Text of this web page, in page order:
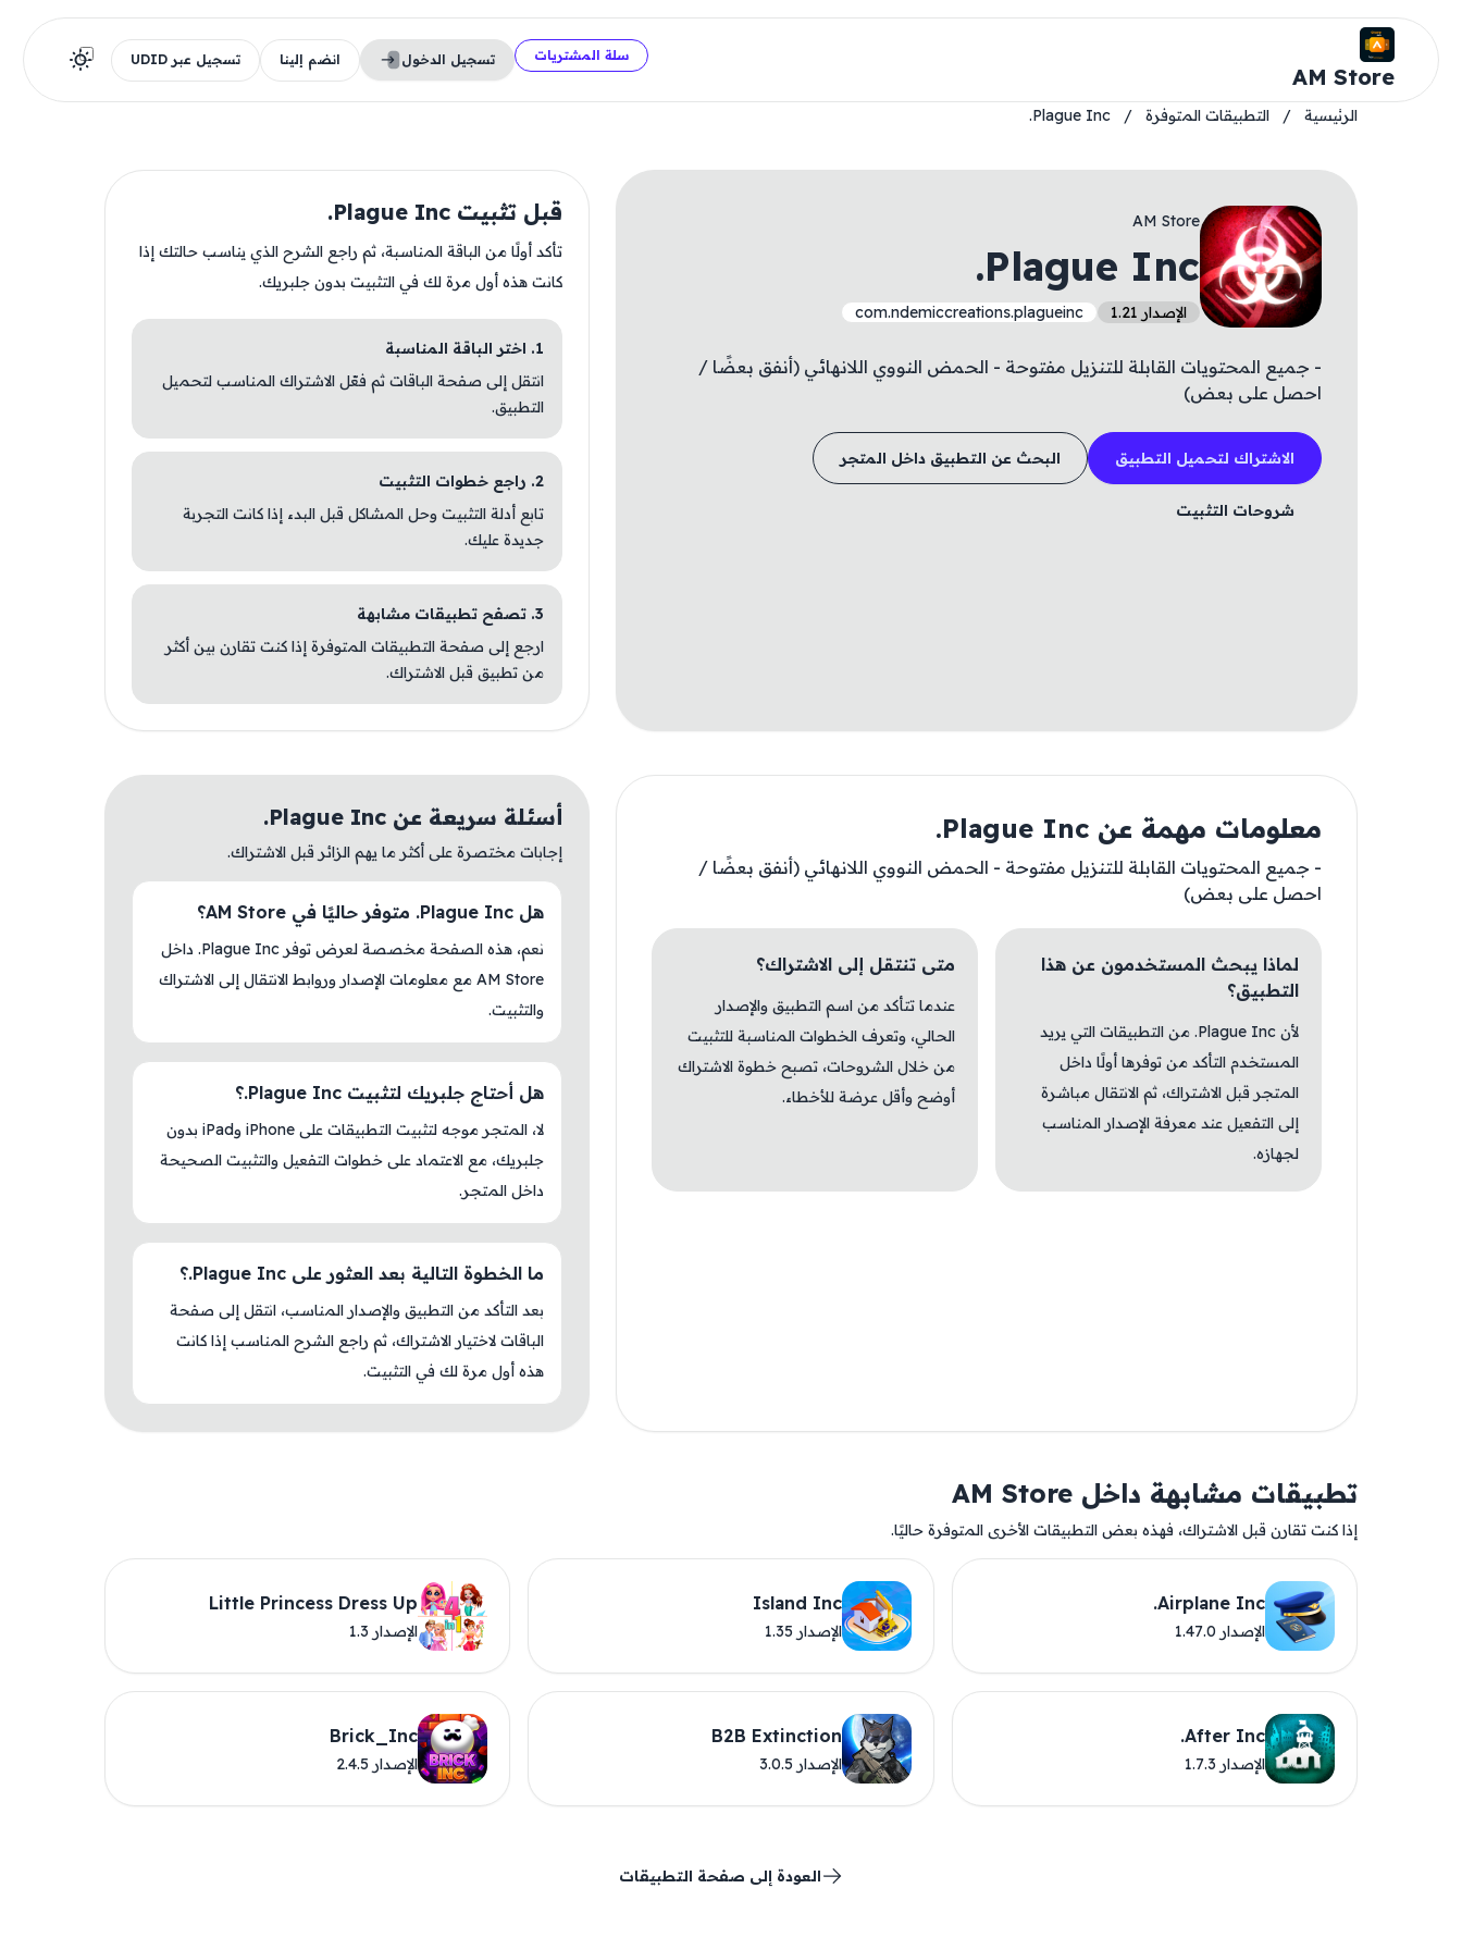
AM Store
سلة المشتريات تسجيل الدخول انضم إلينا تسجيل عبر UDID
الرئيسية / التطبيقات المتوفرة /
Plague Inc.
AM Store
Plague Inc.
الإصدار 1.21 com.ndemiccreations.plagueinc
- جميع المحتويات القابلة للتنزيل مفتوحة - الحمض النووي اللانهائي (أنفق بعضًا /
احصل على بعض)
الاشتراك لتحميل التطبيق البحث عن التطبيق داخل المتجر
شروحات التثبيت
قبل تثبيت Plague Inc.
تأكد أولًا من الباقة المناسبة، ثم راجع الشرح الذي يناسب حالتك إذا
كانت هذه أول مرة لك في التثبيت بدون جلبريك.
1. اختر الباقة المناسبة
انتقل إلى صفحة الباقات ثم فعّل الاشتراك المناسب لتحميل
التطبيق.
2. راجع خطوات التثبيت
تابع أدلة التثبيت وحل المشاكل قبل البدء إذا كانت التجربة
جديدة عليك.
3. تصفح تطبيقات مشابهة
ارجع إلى صفحة التطبيقات المتوفرة إذا كنت تقارن بين أكثر
من تطبيق قبل الاشتراك.
معلومات مهمة عن Plague Inc.
- جميع المحتويات القابلة للتنزيل مفتوحة - الحمض النووي اللانهائي (أنفق بعضًا /
احصل على بعض)
لماذا يبحث المستخدمون عن هذا
التطبيق؟
لأن Plague Inc. من التطبيقات التي يريد
المستخدم التأكد من توفرها أولًا داخل
المتجر قبل الاشتراك، ثم الانتقال مباشرة
إلى التفعيل عند معرفة الإصدار المناسب
لجهازه.
متى تنتقل إلى الاشتراك؟
عندما تتأكد من اسم التطبيق والإصدار
الحالي، وتعرف الخطوات المناسبة للتثبيت
من خلال الشروحات، تصبح خطوة الاشتراك
أوضح وأقل عرضة للأخطاء.
أسئلة سريعة عن Plague Inc.
إجابات مختصرة على أكثر ما يهم الزائر قبل الاشتراك.
هل Plague Inc. متوفر حاليًا في AM Store؟
نعم، هذه الصفحة مخصصة لعرض توفر Plague Inc. داخل
AM Store مع معلومات الإصدار وروابط الانتقال إلى الاشتراك
والتثبيت.
هل أحتاج جلبريك لتثبيت Plague Inc.؟
لا، المتجر موجه لتثبيت التطبيقات على iPhone وiPad بدون
جلبريك، مع الاعتماد على خطوات التفعيل والتثبيت الصحيحة
داخل المتجر.
ما الخطوة التالية بعد العثور على Plague Inc.؟
بعد التأكد من التطبيق والإصدار المناسب، انتقل إلى صفحة
الباقات لاختيار الاشتراك، ثم راجع الشرح المناسب إذا كانت
هذه أول مرة لك في التثبيت.
تطبيقات مشابهة داخل AM Store
إذا كنت تقارن قبل الاشتراك، فهذه بعض التطبيقات الأخرى المتوفرة حاليًا.
Airplane Inc.
الإصدار 1.47.0
Island Inc
الإصدار 1.35
Little Princess Dress Up
الإصدار 1.3
After Inc.
الإصدار 1.7.3
B2B Extinction
الإصدار 3.0.5
Brick_Inc
الإصدار 2.4.5
العودة إلى صفحة التطبيقات